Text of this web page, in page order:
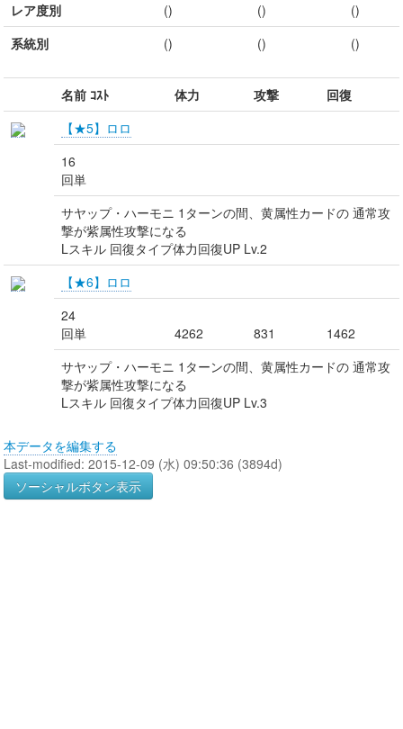
レア度別
() ()
()
系統別
() () ()
名前 ｺｽﾄ 体力 攻撃
回復
【★5】ロロ
16
回単
サヤップ・ハーモニ 1ターンの間、黄属性カードの 通常攻
撃が紫属性攻撃になる
Lスキル 回復タイプ体力回復UP Lv.2
【★6】ロロ
24
回単
4262 831
1462
サヤップ・ハーモニ 1ターンの間、黄属性カードの 通常攻
撃が紫属性攻撃になる
Lスキル 回復タイプ体力回復UP Lv.3
本データを編集する
Last-modified: 2015-12-09 (水) 09:50:36 (3894d)
ソーシャルボタン表示